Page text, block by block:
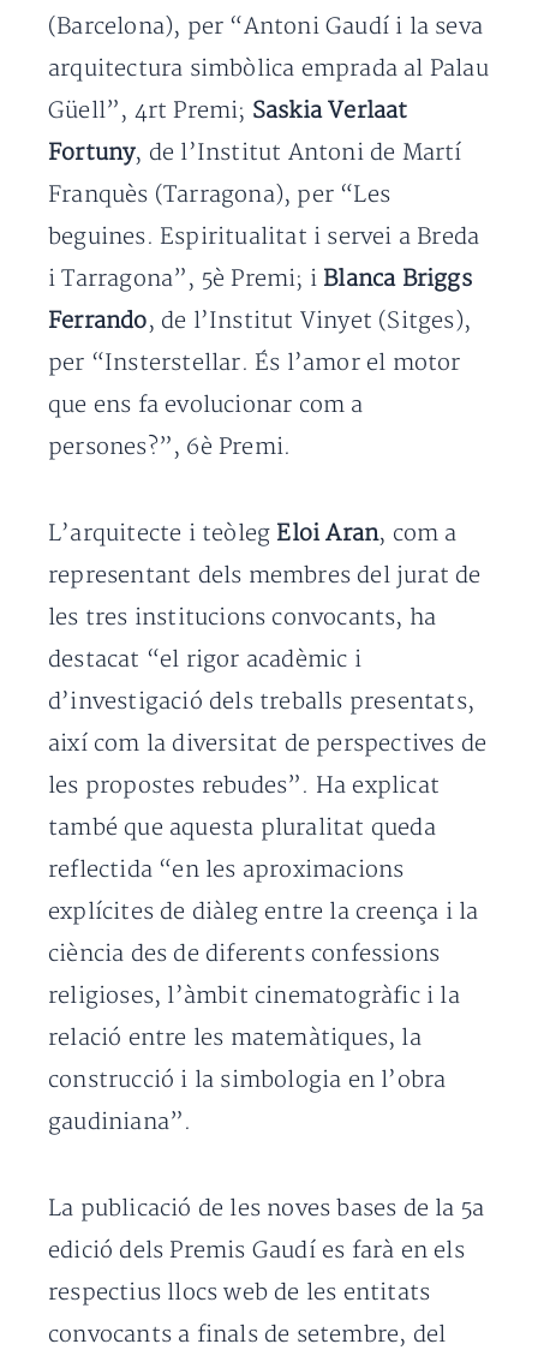
(Barcelona), per “Antoni Gaudí i la seva
arquitectura simbòlica emprada al Palau
Güell”, 4rt Premi; Saskia Verlaat
Fortuny, de l’Institut Antoni de Martí
Franquès (Tarragona), per “Les
beguines. Espiritualitat i servei a Breda
i Tarragona”, 5è Premi; i Blanca Briggs
Ferrando, de l’Institut Vinyet (Sitges),
per “Insterstellar. És l’amor el motor
que ens fa evolucionar com a
persones?”, 6è Premi.
L’arquitecte i teòlegEloi Aran, com a
representant dels membres del jurat de
les tres institucions convocants, ha
destacat “el rigor acadèmic i
d’investigació dels treballs presentats,
així com la diversitat de perspectives de
les propostes rebudes”. Ha explicat
també que aquesta pluralitat queda
reflectida “en les aproximacions
explícites de diàleg entre la creença i la
ciència des de diferents confessions
religioses, l’àmbit cinematogràfic i la
relació entre les matemàtiques, la
construcció i la simbologia en l’obra
gaudiniana”.
La publicació de les noves bases de la 5a
edició dels Premis Gaudí es farà en els
respectius llocs web de les entitats
convocants a finals de setembre, del